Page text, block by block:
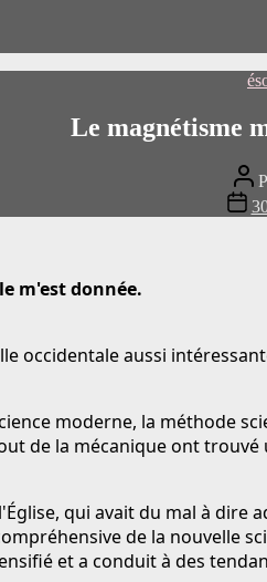
Le magnétisme
du
Date
de
m'est donnée.
occidentale aussi
moderne, la méthode
de la mécanique ont
qui avait du mal à
de la nouvelle
et a conduit à des